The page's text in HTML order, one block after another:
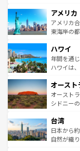
ンツ一覧
の建物が
博物館も
ことがで
ば市内交通
着のスイ
アメリカ
アメリカ
東海岸の
のような
ンメント
西部には
部のニュ
文化が魅
しみなが
ならではの贅沢
情報はコ
ハワイ
年間を通
ハワイは
ワイ島は
島だが、
おすすめ
れるおも
人々、お
ク、伝統
オースト
オースト
シドニー
リアリー
ク）、タ
ど、見ど
台湾
日本から
自然が織